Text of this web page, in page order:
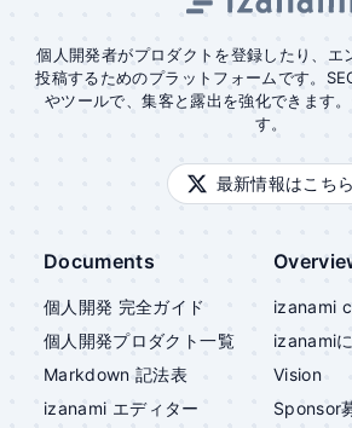
個人開発者がプロダクトを登録したり、エ
投稿するためのプラットフォームです。
やツールで、集客と露出を強化できます
す。
最新情報はこちら
Documents
個人開発 完全ガイド
個人開発プロダクト一覧
Markdown 記法表
izanami エディター
izanami
izanami
Vision
Sponsor